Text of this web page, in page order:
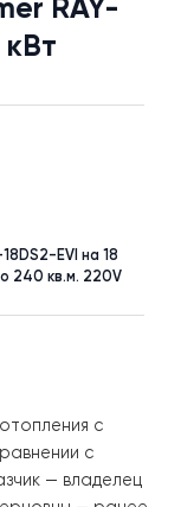
RAY-
кВт
до 240 кв.м. 220V